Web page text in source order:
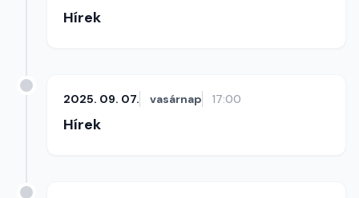
Hírek
2025. 09. 07. vasárnap 17:00
Hírek